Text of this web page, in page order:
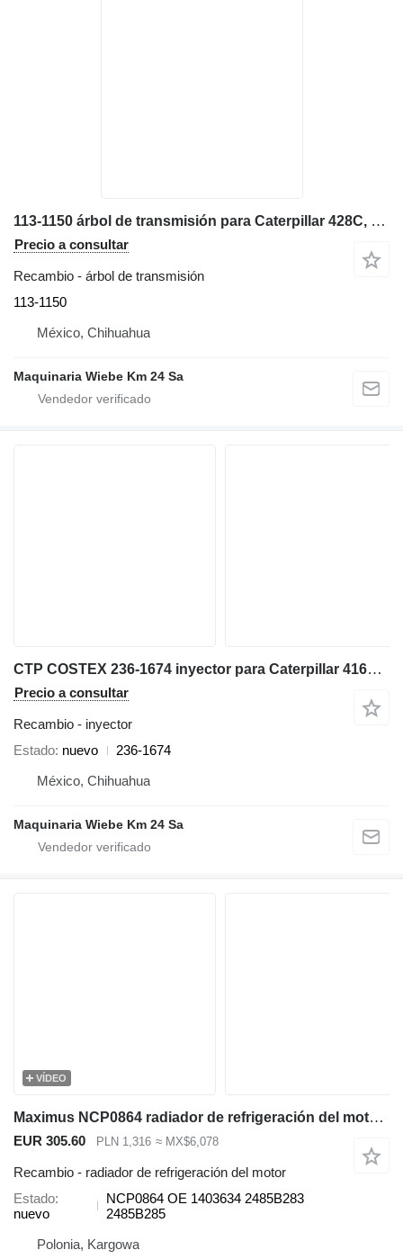
113-1150 árbol de transmisión para Caterpillar 428C, 420D, 430D, 416D, 424D retroexcavadora
Precio a consultar
Recambio - árbol de transmisión
113-1150
México, Chihuahua
Maquinaria Wiebe Km 24 Sa
CTP COSTEX 236-1674 inyector para Caterpillar 416D / 424D / 428D retroexcavadora
Precio a consultar
Recambio - inyector
Estado nuevo
236-1674
México, Chihuahua
Maquinaria Wiebe Km 24 Sa
VÍDEO
Maximus NCP0864 radiador de refrigeración del motor para Caterpillar 426C , 428C , 428D , 430D , 432D , 436C , 438C , 438D , 442D , 416C , 416D , 420D , 424D retroexcavadora
EUR 305.60 PLN 1,316 ≈ MX$6,078
Recambio - radiador de refrigeración del motor
Estado
nuevo
NCP0864 OE 1403634 2485B283
2485B285
Polonia, Kargowa